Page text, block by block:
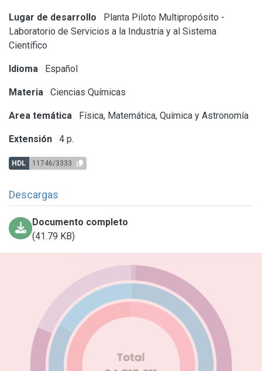
Lugar de desarrollo
Planta Piloto Multipropósito -
Laboratorio de Servicios a la Industria y al Sistema
Científico
Idioma Español
Materia Ciencias Químicas
Area temática Física, Matemática, Química y Astronomía
Extensión 4 p.
HDL 11746/3333
Descargas
Documento completo
(41.79 KB)